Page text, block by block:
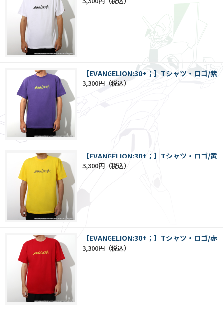
【EVANGELION:30+；】Tシャツ・ロゴ/紫
3,300円
【EVANGELION:30+；】Tシャツ・ロゴ/黄
3,300円
【EVANGELION:30+；】Tシャツ・ロゴ/赤
3,300円